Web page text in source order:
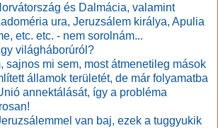
és Dalmácia, valamint
ura, Jeruzsálem királya, Apulia
etc. etc. - nem sorolnám...
világháborúról?
sajnos mi sem, most átmenetileg mások
államok területét, de már folyamatba
annektálását, így a probléma
van baj, ezek a tuggyukik